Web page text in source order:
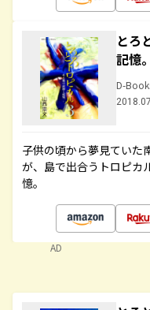
とろ
記憶
D-
子供の頃から夢見ていた
が、島で出合うトロピカ
憶。
AD